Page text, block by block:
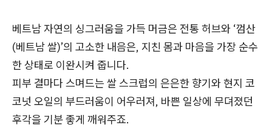
베트남 자연의 싱그러움을 가득 머금은 전통 허브와 ‘껌산
(베트남 쌀)’의 고소한 내음은, 지친 몸과 마음을 가장 순수
한 상태로 이완시켜 줍니다.
피부 결마다 스며드는 쌀 스크럽의 은은한 향기와 현지 코
코넛 오일의 부드러움이 어우러져, 바쁜 일상에 무뎌졌던
후각을 기분 좋게 깨워주죠.